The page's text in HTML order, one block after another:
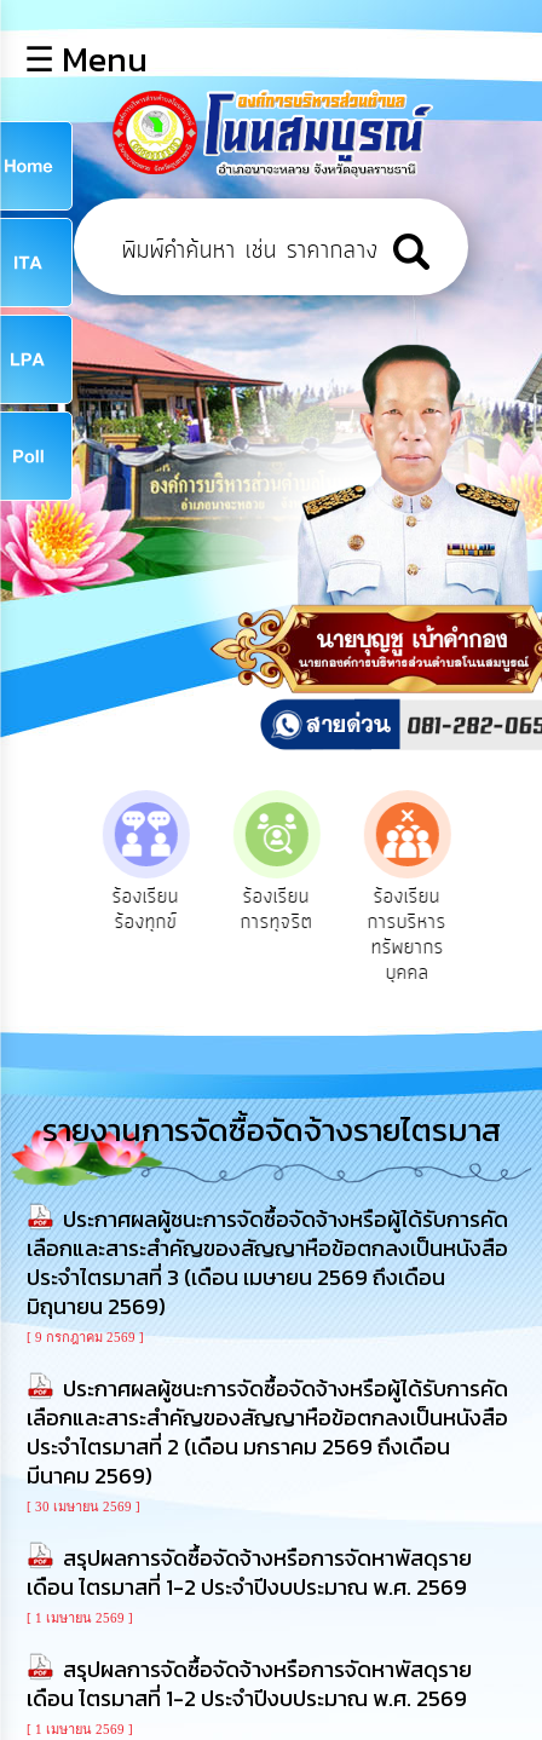
หลัก
ข้อมูล
พื้น
ฐาน
บุคลากร
ข่าว
ประชาสัมพันธ์
การ
เผย
ข้อมูล
สาธารณะ
OIT
การ
ปฏิสัมพันธ์
ฟัง
ความ
ยุทธศาสตร์/
ทรัพยากร
การ
บริหาร
งาน
การ
ส่ง
เสริม
ความ
โปร่งใส
การ
จัด
ซื้อ
จัด
จ้าง
เงิน
การ
คลัง
นโยบาย
No
Gift
Policy
☰ Menu
ร้องเรียน
ร้องทุกข์
ร้องเรียน
การทุจริต
ร้องเรียน
การบริหาร
ทรัพยากร
บุคคล
รายงานการจัดซื้อจัดจ้างรายไตรมาส
ประกาศผลผู้ชนะการจัดซื้อจัดจ้างหรือผู้ได้รับการคัด
เลือกและสาระสำคัญของสัญญาหือข้อตกลงเป็นหนังสือ
ประจำไตรมาสที่ 3 (เดือน เมษายน 2569 ถึงเดือน
มิถุนายน 2569)
[ 9 กรกฎาคม 2569 ]
ประกาศผลผู้ชนะการจัดซื้อจัดจ้างหรือผู้ได้รับการคัด
เลือกและสาระสำคัญของสัญญาหือข้อตกลงเป็นหนังสือ
ประจำไตรมาสที่ 2 (เดือน มกราคม 2569 ถึงเดือน
มีนาคม 2569)
[ 30 เมษายน 2569 ]
สรุปผลการจัดซื้อจัดจ้างหรือการจัดหาพัสดุราย
เดือน ไตรมาสที่ 1-2 ประจำปีงบประมาณ พ.ศ. 2569
[ 1 เมษายน 2569 ]
สรุปผลการจัดซื้อจัดจ้างหรือการจัดหาพัสดุราย
เดือน ไตรมาสที่ 1-2 ประจำปีงบประมาณ พ.ศ. 2569
[ 1 เมษายน 2569 ]